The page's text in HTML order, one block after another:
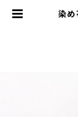
染め